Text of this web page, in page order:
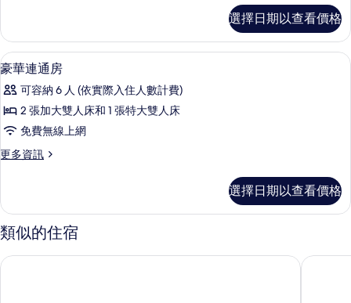
的
所
有
相
片
全
景
房
詳
情
選擇日期以查看價格
顯
示
豪
華
連
通
的
所
有
相
高級寢具、迷你吧、客房內保險箱、書
2
豪華連通房
可容納 6 人 (依實際入住人數計費)
2 張加大雙人床和 1 張特大雙人床
免費無線上網
更多資訊
更
連
通
房
詳
選擇日期以查看價格
類似的住宿
巴塞隆納諾布飯店 巴塞隆